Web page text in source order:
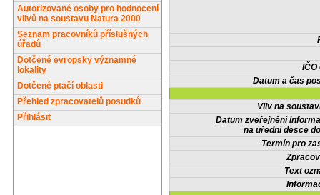
Autorizované osoby pro hodnocení
vlivů na soustavu Natura 2000
Seznam pracovníků příslušných
úřadů
Dotčené evropsky významné
lokality
Dotčené ptačí oblasti
Přehled zpracovatelů posudků
Přihlásit
IČO
Datum a čas
Vliv na
Datum zveřejnění
na úřední desce
Termín pro
Text